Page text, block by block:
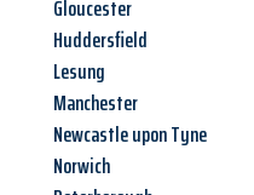
Gloucester
Huddersfield
Lesung
Manchester
Newcastle upon Tyne
Norwich